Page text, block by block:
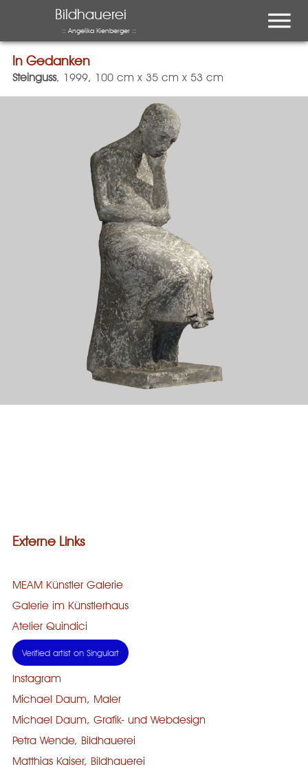
Bildhauerei
:: Angelika Kienberger ::
In Gedanken
In Gedanken
Steinguss, 1999, 100 cm x 35 cm x 53 cm
auch interessant …
Externe Links
MEAM Künstler Galerie
Galerie im Künstlerhaus
Atelier Quindici
Verified artist on Singulart
Instagram
Michael Daum, Maler
Michael Daum, Grafik- und Webdesign
Petra Wende, Bildhauerei
Matthias Kaiser, Bildhauerei